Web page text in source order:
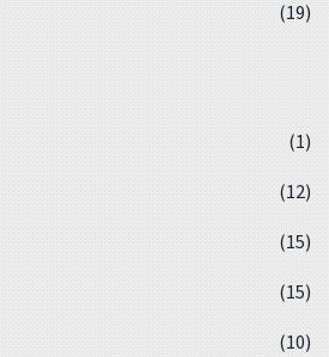
(19)
(1)
(12)
(15)
(15)
(10)